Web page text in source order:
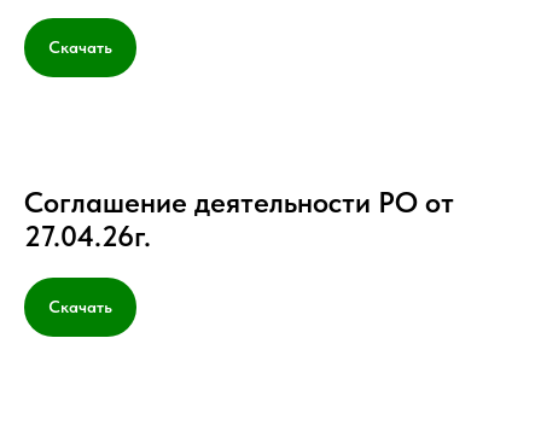
Скачать
Соглашение деятельности РО от
27.04.26г.
Скачать